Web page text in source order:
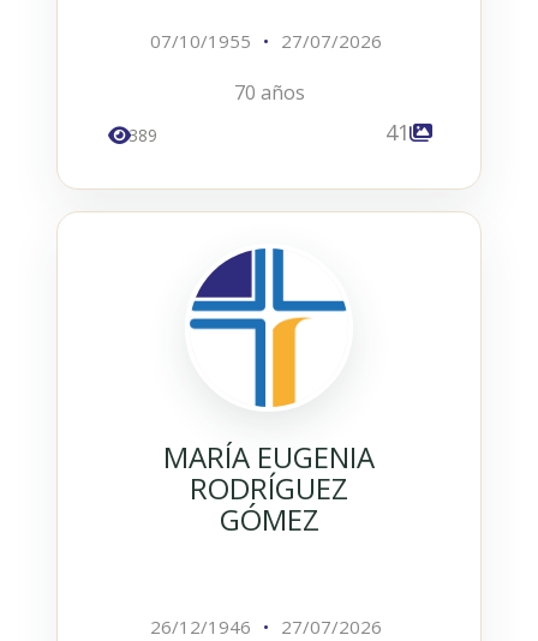
07/10/1955 • 27/07/2026
70 años
389 41
MARÍA EUGENIA
RODRÍGUEZ
GÓMEZ
26/12/1946 • 27/07/2026